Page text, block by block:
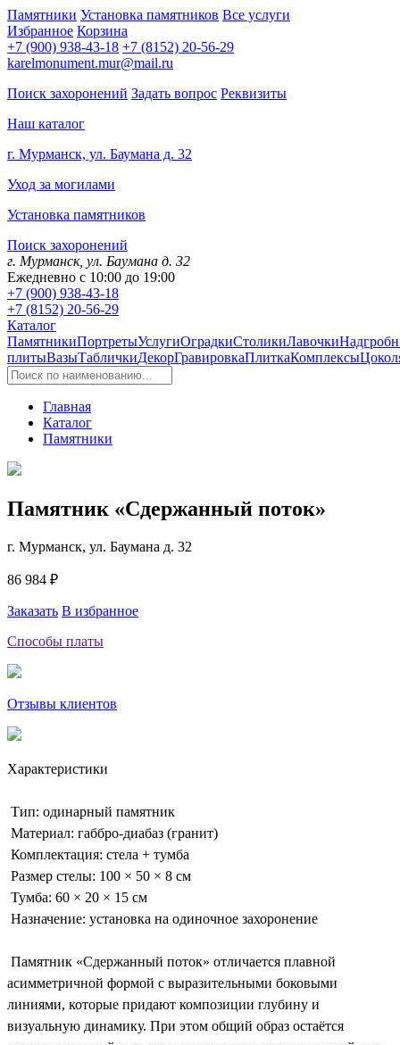
Памятники Установка памятников Все услуги
Избранное Корзина
+7 (900) 938-43-18 +7 (8152) 20-56-29
karelmonument.mur@mail.ru
Поиск захоронений Задать вопрос Реквизиты
Наш каталог
г. Мурманск, ул. Баумана д. 32
Уход за могилами
Установка памятников
Поиск захоронений
г. Мурманск, ул. Баумана д. 32
Ежедневно с 10:00 до 19:00
+7 (900) 938-43-18
+7 (8152) 20-56-29
Каталог
ПамятникиПортретыУслугиОградкиСтоликиЛавочки
плитыВазыТабличкиДекорГравировкаПлиткаКомплексы
Главная
Каталог
Памятники
Памятник «Сдержанный поток»
г. Мурманск, ул. Баумана д. 32
86 984 ₽
Заказать В избранное
Способы платы
Отзывы клиентов
Характеристики
Тип: одинарный памятник
Материал: габбро-диабаз (гранит)
Комплектация: стела + тумба
Размер стелы: 100 × 50 × 8 см
Тумба: 60 × 20 × 15 см
Назначение: установка на одиночное захоронение
Памятник «Сдержанный поток» отличается плавной
асимметричной формой с выразительными боковыми
линиями, которые придают композиции глубину и
визуальную динамику. При этом общий образ остаётся